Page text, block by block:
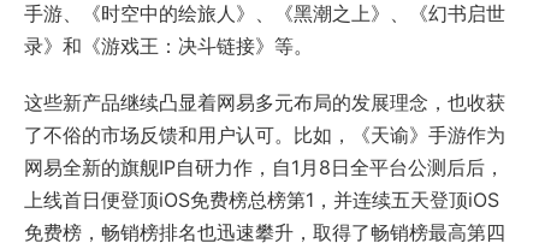
手游、《时空中的绘旅人》、《黑潮之上》、《幻书启世
录》和《游戏王：决斗链接》等。
这些新产品继续凸显着网易多元布局的发展理念，也收获
了不俗的市场反馈和用户认可。比如，《天谕》手游作为
网易全新的旗舰IP自研力作，自1月8日全平台公测后后，
上线首日便登顶iOS免费榜总榜第1，并连续五天登顶iOS
免费榜，畅销榜排名也迅速攀升，取得了畅销榜最高第四